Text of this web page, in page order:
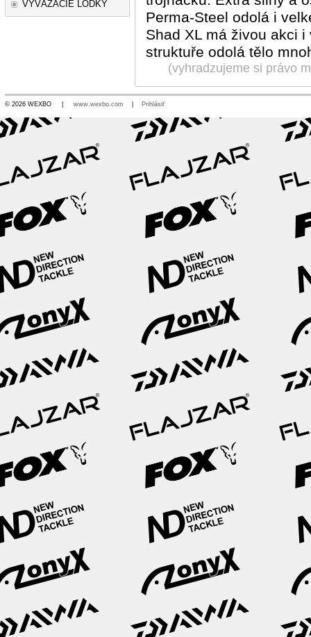
VYVÁŽACIE LODKY
Perma-Steel odolá i
Shad XL má živou akci
struktuře odolá tělo
(vyhradzujeme si právo
© 2026 WEXBO | www.wexbo.com Prihlásiť